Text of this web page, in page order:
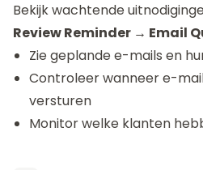
Bekijk wachtende
Review Reminder → Email
Zie geplande e-mails en
Controleer wanneer e-
versturen
Monitor welke klanten